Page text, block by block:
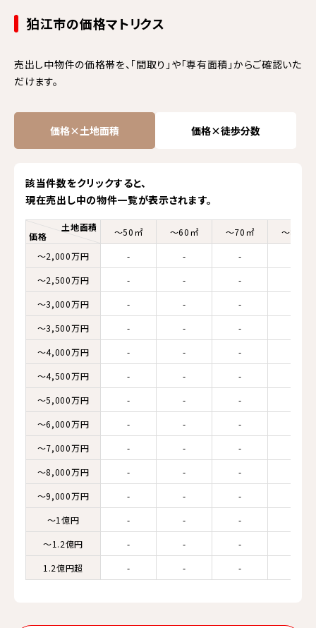
狛江市の価格マトリクス
売出し中物件の価格帯を、「間取り」や「専有面積」からご確認いた
だけます。
価格×土地面積 価格×徒歩分数
該当件数をクリックすると、
現在売出し中の物件一覧が表示されます。
価格
土地面積 ～50㎡ ～60㎡ ～70㎡
～80㎡
～2,000万円
- - -
～2,500万円
- - -
～3,000万円
- - -
～3,500万円
- - -
～4,000万円
- - -
～4,500万円
- - -
～5,000万円
- - -
～6,000万円
- - -
～7,000万円
- - -
～8,000万円
- - -
～9,000万円
- - -
～1億円
- - -
～1.2億円
- - -
1.2億円超
- - -